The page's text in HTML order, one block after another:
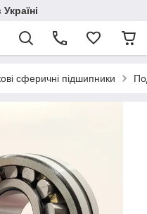
сферичні підшипники